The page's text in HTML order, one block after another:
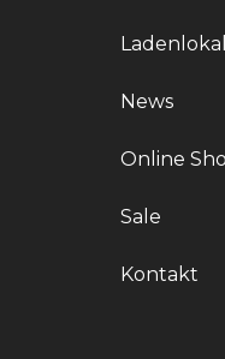
Ladenlokal
News
Online
Sale
Kontakt